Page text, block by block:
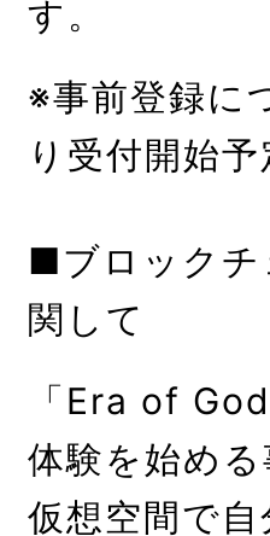
す。
※事前登録に
り受付開始予
■ブロックチ
関して
「Era of
体験を始め
仮想空間で